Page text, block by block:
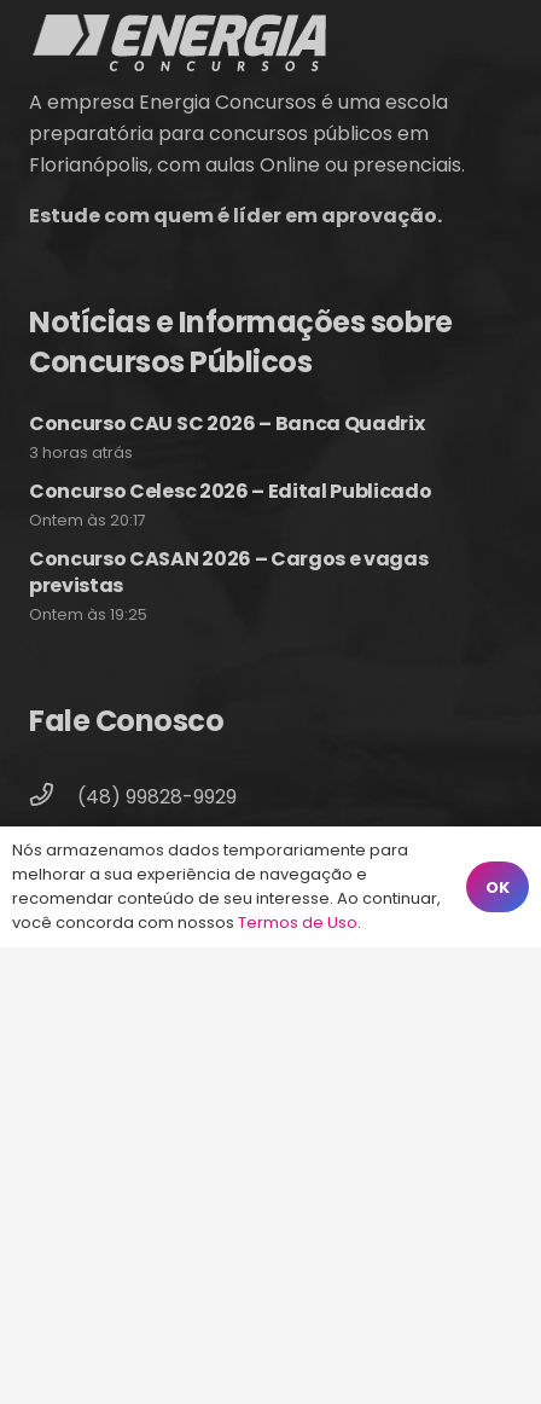
A empresa Energia Concursos é uma escola
preparatória para concursos públicos em
Florianópolis, com aulas Online ou presenciais.
Estude com quem é líder em aprovação.
Notícias e Informações sobre
Concursos Públicos
Concurso CAU SC 2026 – Banca Quadrix
3 horas atrás
Concurso Celesc 2026 – Edital Publicado
Ontem às 20:17
Concurso CASAN 2026 – Cargos e vagas
previstas
Ontem às 19:25
Fale Conosco
(48) 99828-9929
Calçadão João Pinto, 212 – Centro
Florianópolis – SC, 88010-420
atendimento@energiaconcursos.com.br
Nós armazenamos dados temporariamente para
melhorar a sua experiência de navegação e
recomendar conteúdo de seu interesse. Ao continuar,
você concorda com nossos Termos de Uso.
OK